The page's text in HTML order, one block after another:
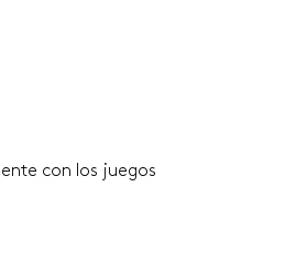
con los juegos